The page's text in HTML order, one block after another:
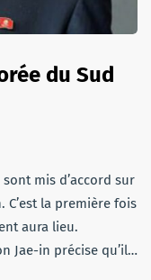
du Sud
mis d’accord sur
C’est la première fois
aura lieu.
Jae-in précise qu’il…